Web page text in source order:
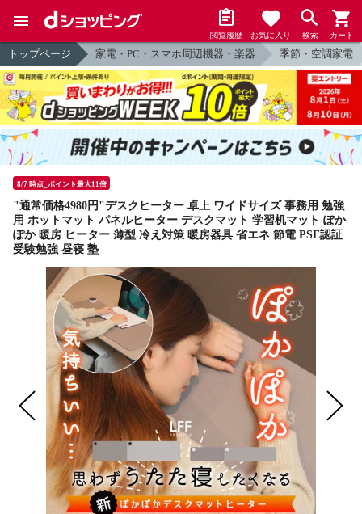
閲覧履歴 お気に入り 検索 カート
トップページ 家電・PC・スマホ周辺機器・楽器 季節・空調家電
8/7 時点_ポイント最大11倍
"通常価格4980円"デスクヒーター 卓上 ワイドサイズ 事務用 勉強
用 ホットマット パネルヒーター デスクマット 学習机マット ぽか
ぽか 暖房 ヒーター 薄型 冷え対策 暖房器具 省エネ 節電 PSE認証
受験勉強 昼寝 塾